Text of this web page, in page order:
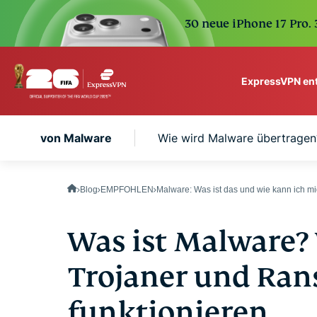
30 neue iPhone 17
ExpressVPN
VPN protection for
Arten von Malware Wie wird Malware
Blog EMPFOHLEN Malware: Was ist das und wie kann ich
Was ist
Trojaner und